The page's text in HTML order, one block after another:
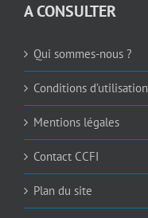
A CONSULTER
Qui sommes-nous ?
Conditions d’utilisation
Mentions légales
Contact CCFI
Plan du site